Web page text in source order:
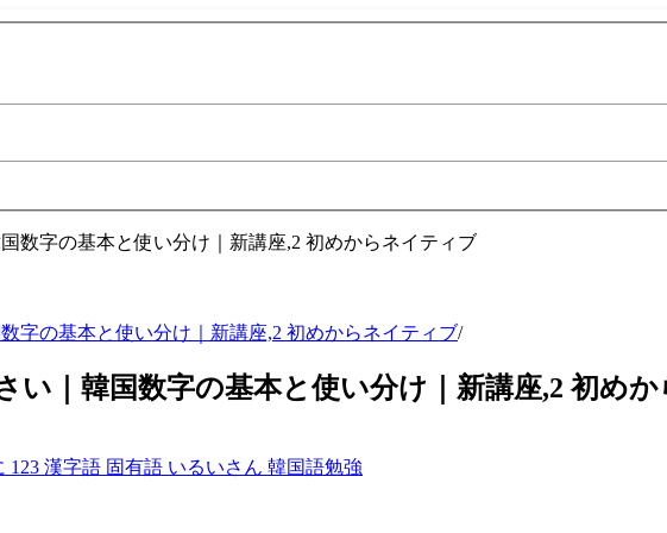
字の基本と使い分け｜新講座,2 初めからネイティブ/
い｜韓国数字の基本と使い分け｜新講座,2 初め
123 漢字語 固有語 いるいさん 韓国語勉強